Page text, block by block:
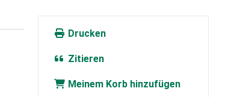
Drucken
Zitieren
Meinem Korb hinzufügen